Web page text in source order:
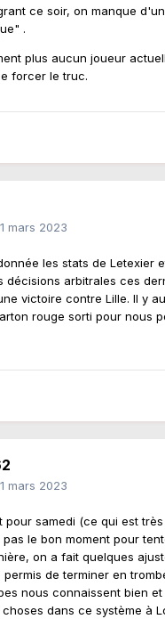
ce soir, on manque
.
plus aucun joueur
forcer le truc.
mars 2023
les stats de Letexier
décisions arbitrales ces
victoire contre Lille. Il y
rouge sorti pour nous
mars 2023
pour samedi (ce qui est
le bon moment pour
on a fait quelques
de terminer en
nous connaissent bien
dans ce système à